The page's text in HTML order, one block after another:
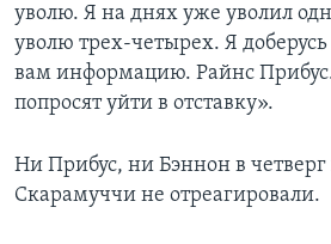
уволю. Я на днях уже уволил
уволю трех-четырех. Я доберусь
вам информацию. Райнс
попросят уйти в отставку».
Ни Прибус, ни Бэннон в четверг
Скарамуччи не отреагировали.